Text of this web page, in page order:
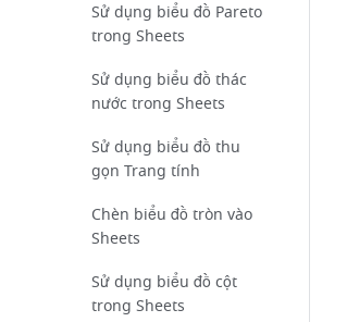
Sử dụng biểu đồ Pareto
trong Sheets
Sử dụng biểu đồ thác
nước trong Sheets
Sử dụng biểu đồ thu
gọn Trang tính
Chèn biểu đồ tròn vào
Sheets
Sử dụng biểu đồ cột
trong Sheets